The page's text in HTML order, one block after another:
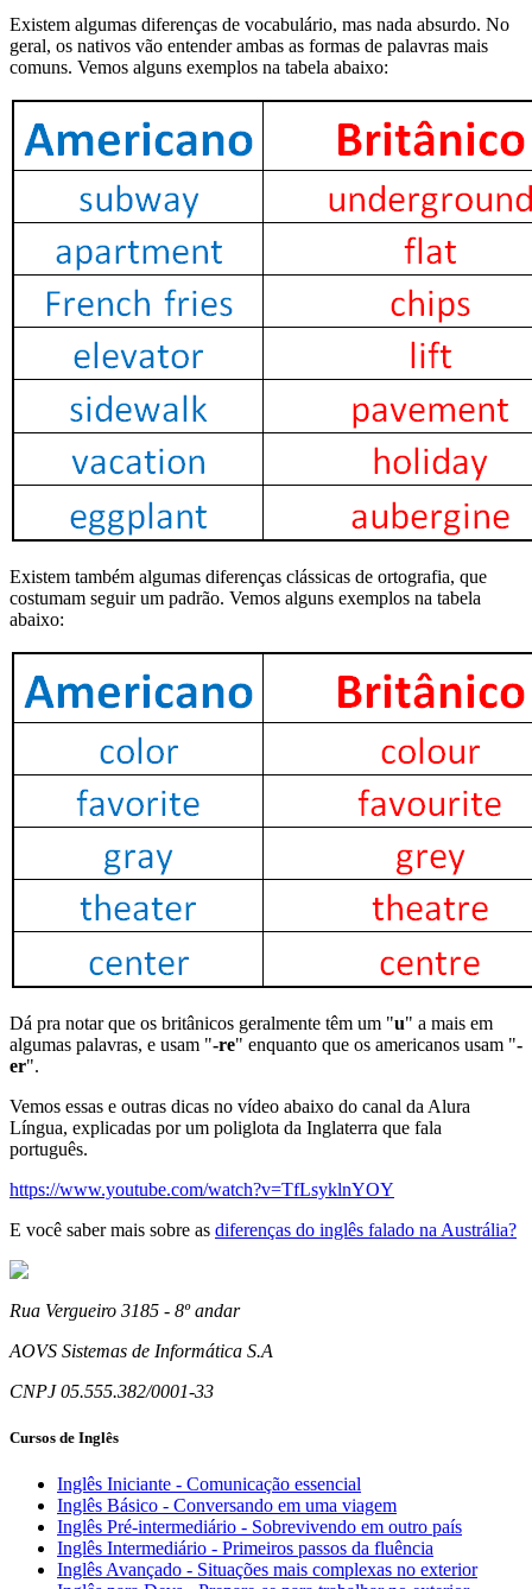
Existem algumas diferenças de vocabulário, mas nada absurdo. No
geral, os nativos vão entender ambas as formas de palavras mais
comuns. Vemos alguns exemplos na tabela abaixo:
Existem também algumas diferenças clássicas de ortografia, que
costumam seguir um padrão. Vemos alguns exemplos na tabela
abaixo:
Dá pra notar que os britânicos geralmente têm um "u" a mais em
algumas palavras, e usam "-re" enquanto que os americanos usam "-
er".
Vemos essas e outras dicas no vídeo abaixo do canal da Alura
Língua, explicadas por um poliglota da Inglaterra que fala
português.
https://www.youtube.com/watch?v=TfLsyklnYOY
E você saber mais sobre as diferenças do inglês falado na Austrália?
Rua Vergueiro 3185 - 8º andar
AOVS Sistemas de Informática S.A
CNPJ 05.555.382/0001-33
Cursos de Inglês
Inglês Iniciante - Comunicação essencial
Inglês Básico - Conversando em uma viagem
Inglês Pré-intermediário - Sobrevivendo em outro país
Inglês Intermediário - Primeiros passos da fluência
Inglês Avançado - Situações mais complexas no exterior